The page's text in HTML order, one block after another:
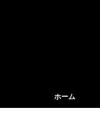
ホーム